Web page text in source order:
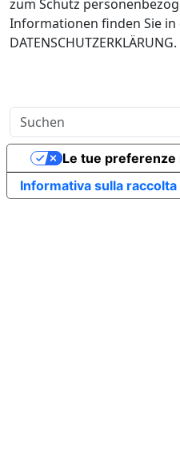
zum Schutz
Informationen finden Sie in
DATENSCHUTZERKLÄRUNG.
Informativa sulla raccolta
Le tue preferenze